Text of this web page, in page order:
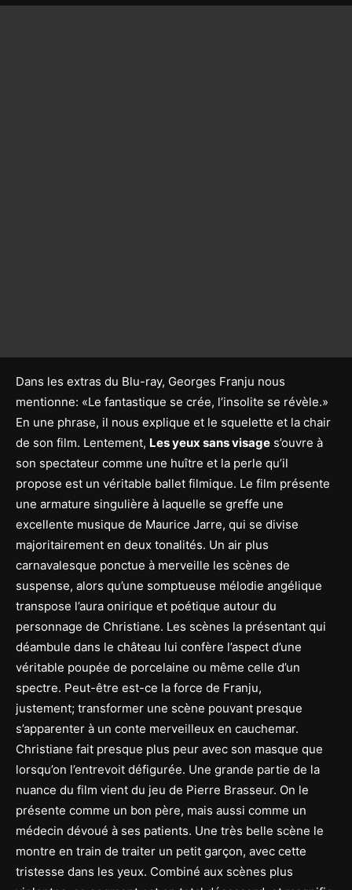
Dans les extras du Blu-ray, Georges Franju nous
mentionne: «Le fantastique se crée, l’insolite se révèle.»
En une phrase, il nous explique et le squelette et la chair
de son film. Lentement, Les yeux sans visage s’ouvre à
son spectateur comme une huître et la perle qu’il
propose est un véritable ballet filmique. Le film présente
une armature singulière à laquelle se greffe une
excellente musique de Maurice Jarre, qui se divise
majoritairement en deux tonalités. Un air plus
carnavalesque ponctue à merveille les scènes de
suspense, alors qu’une somptueuse mélodie angélique
transpose l’aura onirique et poétique autour du
personnage de Christiane. Les scènes la présentant qui
déambule dans le château lui confère l’aspect d’une
véritable poupée de porcelaine ou même celle d’un
spectre. Peut-être est-ce la force de Franju,
justement; transformer une scène pouvant presque
s’apparenter à un conte merveilleux en cauchemar.
Christiane fait presque plus peur avec son masque que
lorsqu’on l’entrevoit défigurée. Une grande partie de la
nuance du film vient du jeu de Pierre Brasseur. On le
présente comme un bon père, mais aussi comme un
médecin dévoué à ses patients. Une très belle scène le
montre en train de traiter un petit garçon, avec cette
tristesse dans les yeux. Combiné aux scènes plus